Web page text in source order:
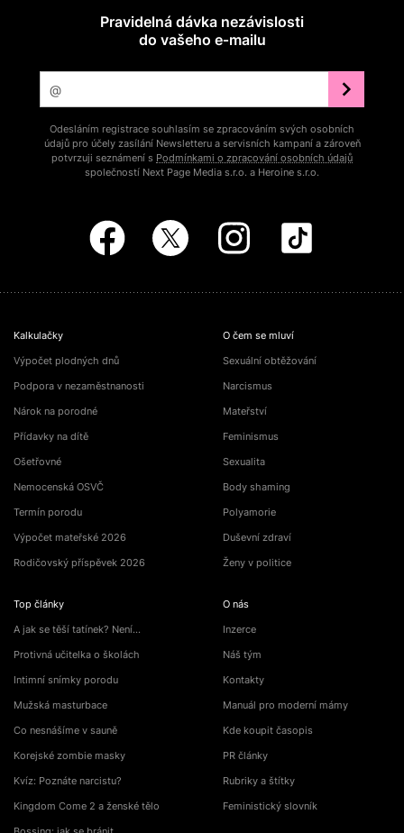
Pravidelná dávka nezávislosti
do vašeho e‑mailu
Odesláním registrace souhlasím se zpracováním svých osobních
údajů pro účely zasílání Newsletteru a servisních kampaní a zároveň
potvrzuji seznámení s Podmínkami o zpracování osobních údajů
společností Next Page Media s.r.o. a Heroine s.r.o.
Kalkulačky
Výpočet plodných dnů
Podpora v nezaměstnanosti
Nárok na porodné
Přídavky na dítě
Ošetřovné
Nemocenská OSVČ
Termín porodu
Výpočet mateřské 2026
Rodičovský příspěvek 2026
Top články
A jak se těší tatínek? Není…
Protivná učitelka o školách
Intimní snímky porodu
Mužská masturbace
Co nesnášíme v sauně
Korejské zombie masky
Kvíz: Poznáte narcistu?
Kingdom Come 2 a ženské tělo
O čem se mluví
Sexuální obtěžování
Narcismus
Mateřství
Feminismus
Sexualita
Body shaming
Polyamorie
Duševní zdraví
Ženy v politice
O nás
Inzerce
Náš tým
Kontakty
Manuál pro moderní mámy
Kde koupit časopis
PR články
Rubriky a štítky
Feministický slovník